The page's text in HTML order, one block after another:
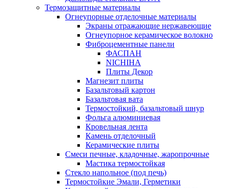
Термозащитные материалы
Огнеупорные отделочные материалы
Экраны отражающие нержавеющие
Огнеупорное керамическое волокно
Фиброцементные панели
ФАСПАН
NICHIHA
Плиты Декор
Магнезит плиты
Базальтовый картон
Базальтовая вата
Термостойкий, базальтовый шнур
Фольга алюминиевая
Кровельная лента
Камень отделочный
Керамические плиты
Смеси печные, кладочные, жаропрочные
Мастика термостойкая
Стекло напольное (под печь)
Термостойкие Эмали, Герметики